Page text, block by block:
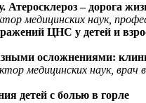
– дорога
медицинских наук,
ЦНС у детей и
осложнениями:
медицинских наук,
детей с болью в горле